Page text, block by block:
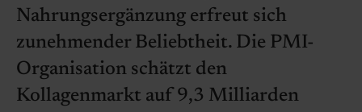
Nahrungsergänzung erfreut sich
zunehmender Beliebtheit. Die PMI-
Organisation schätzt den
Kollagenmarkt auf 9,3 Milliarden